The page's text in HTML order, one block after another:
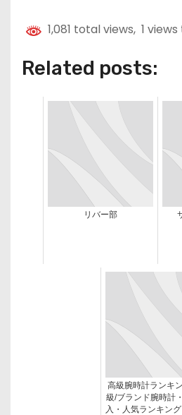
1,081 total views, 1
Related posts:
リバー部
高級腕時計ランキ
級/ブランド腕時計
入・人気ランキン